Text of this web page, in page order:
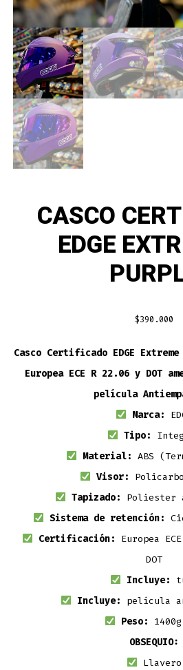
CASCO
EDGE
$390.000
Casco Certificado EDGE
Europea ECE R 22.06 y DOT
película
Marca:
Tipo:
Material: ABS
Visor:
Tapizado:
Poliester
Sistema de retención:
Certificación:
Europea
DOT
Incluye:
Incluye:
película
Peso:
OBSEQUIO:
Llavero